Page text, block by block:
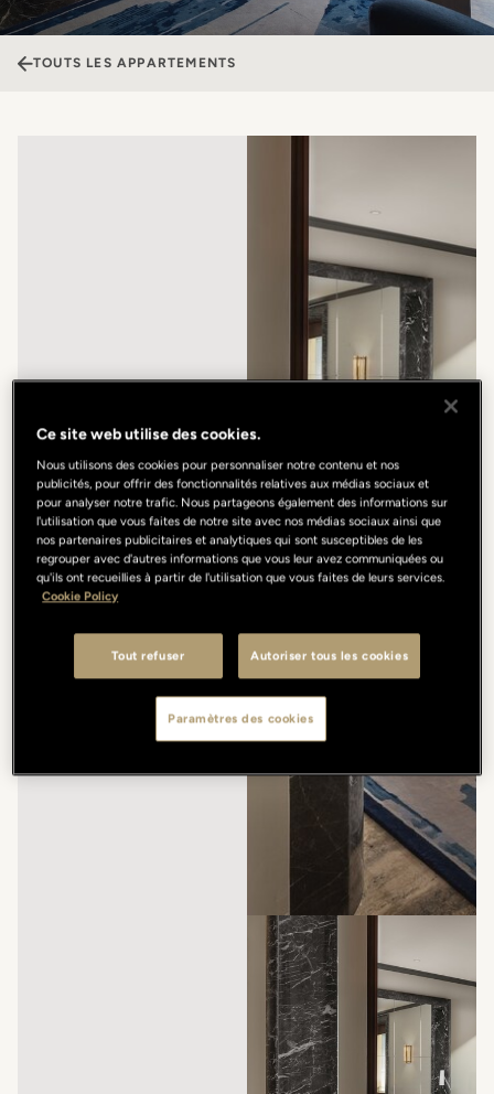
TOUTS LES APPARTEMENTS
Ce site web utilise des cookies.
Nous utilisons des cookies pour personnaliser notre contenu et nos
publicités, pour offrir des fonctionnalités relatives aux médias sociaux et
pour analyser notre trafic. Nous partageons également des informations sur
l'utilisation que vous faites de notre site avec nos médias sociaux ainsi que
nos partenaires publicitaires et analytiques qui sont susceptibles de les
regrouper avec d'autres informations que vous leur avez communiquées ou
qu'ils ont recueillies à partir de l'utilisation que vous faites de leurs services.
Cookie Policy
Tout refuser Autoriser tous les cookies
Paramètres des cookies